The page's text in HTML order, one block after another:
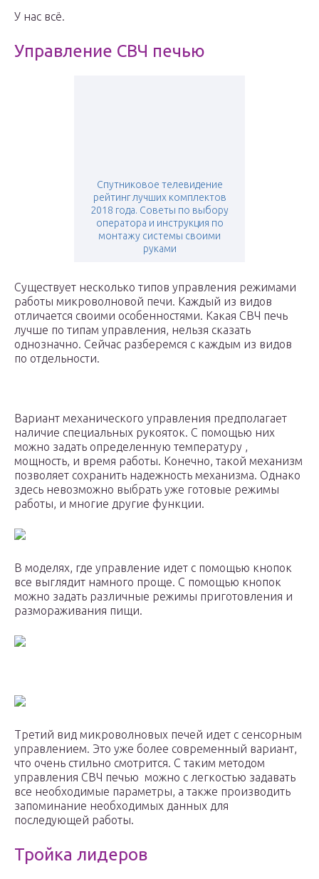
У нас всё.
Управление СВЧ печью
Спутниковое телевидение
рейтинг лучших комплектов
2018 года. Советы по выбору
оператора и инструкция по
монтажу системы своими
руками
Существует несколько типов управления режимами
работы микроволновой печи. Каждый из видов
отличается своими особенностями. Какая СВЧ печь
лучше по типам управления, нельзя сказать
однозначно. Сейчас разберемся с каждым из видов
по отдельности.
Вариант механического управления предполагает
наличие специальных рукояток. С помощью них
можно задать определенную температуру ,
мощность, и время работы. Конечно, такой механизм
позволяет сохранить надежность механизма. Однако
здесь невозможно выбрать уже готовые режимы
работы, и многие другие функции.
В моделях, где управление идет с помощью кнопок
все выглядит намного проще. С помощью кнопок
можно задать различные режимы приготовления и
размораживания пищи.
Третий вид микроволновых печей идет с сенсорным
управлением. Это уже более современный вариант,
что очень стильно смотрится. С таким методом
управления СВЧ печью можно с легкостью задавать
все необходимые параметры, а также производить
запоминание необходимых данных для
последующей работы.
Тройка лидеров